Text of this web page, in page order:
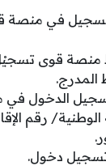
في منصة
منصة قوى
المدرج.
الدخول في
رقم
تسجيل دخول.